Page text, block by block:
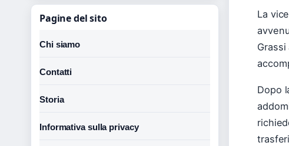
La
Grassi
Dopo
Pagine del sito
Chi siamo
Contatti
Storia
Informativa sulla privacy